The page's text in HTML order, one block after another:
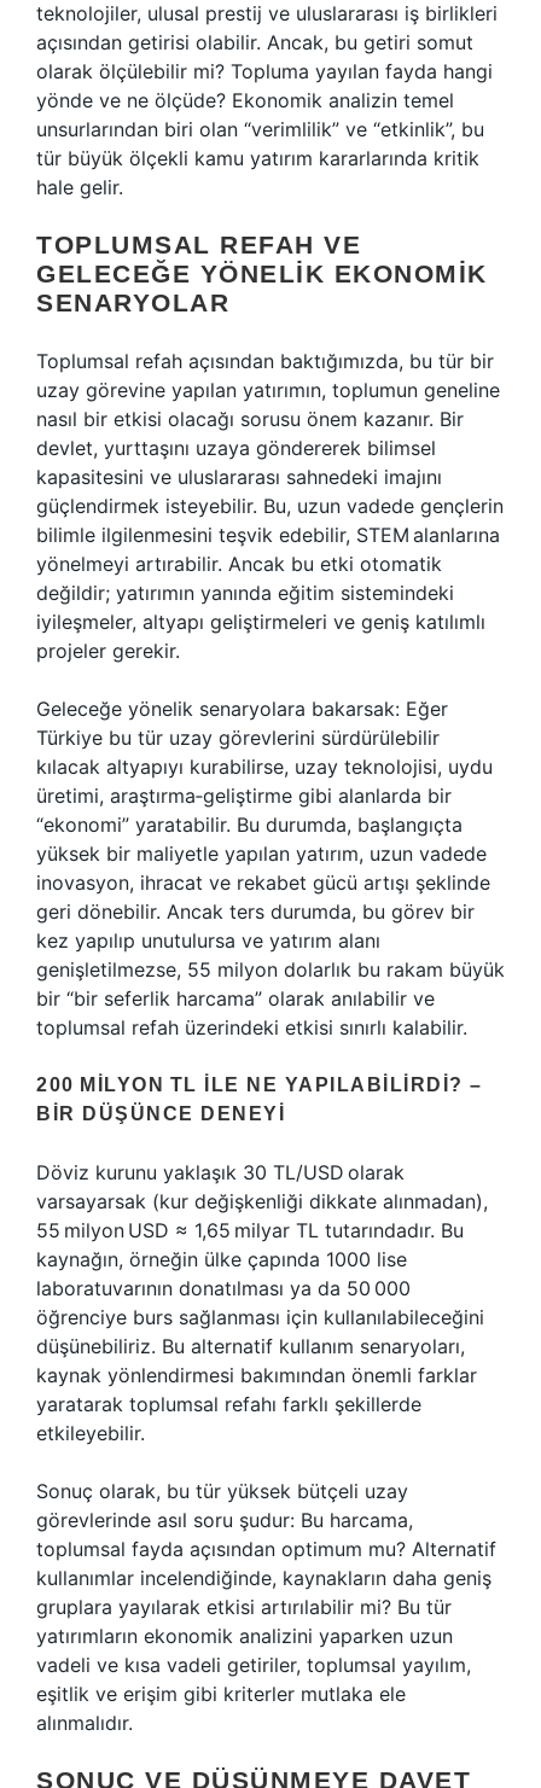
teknolojiler, ulusal prestij ve uluslararası iş birlikleri
açısından getirisi olabilir. Ancak, bu getiri somut
olarak ölçülebilir mi? Topluma yayılan fayda hangi
yönde ve ne ölçüde? Ekonomik analizin temel
unsurlarından biri olan “verimlilik” ve “etkinlik”, bu
tür büyük ölçekli kamu yatırım kararlarında kritik
hale gelir.
TOPLUMSAL REFAH VE
GELECEĞE YÖNELIK EKONOMIK
SENARYOLAR
Toplumsal refah açısından baktığımızda, bu tür bir
uzay görevine yapılan yatırımın, toplumun geneline
nasıl bir etkisi olacağı sorusu önem kazanır. Bir
devlet, yurttaşını uzaya göndererek bilimsel
kapasitesini ve uluslararası sahnedeki imajını
güçlendirmek isteyebilir. Bu, uzun vadede gençlerin
bilimle ilgilenmesini teşvik edebilir, STEM alanlarına
yönelmeyi artırabilir. Ancak bu etki otomatik
değildir; yatırımın yanında eğitim sistemindeki
iyileşmeler, altyapı geliştirmeleri ve geniş katılımlı
projeler gerekir.
Geleceğe yönelik senaryolara bakarsak: Eğer
Türkiye bu tür uzay görevlerini sürdürülebilir
kılacak altyapıyı kurabilirse, uzay teknolojisi, uydu
üretimi, araştırma‑geliştirme gibi alanlarda bir
“ekonomi” yaratabilir. Bu durumda, başlangıçta
yüksek bir maliyetle yapılan yatırım, uzun vadede
inovasyon, ihracat ve rekabet gücü artışı şeklinde
geri dönebilir. Ancak ters durumda, bu görev bir
kez yapılıp unutulursa ve yatırım alanı
genişletilmezse, 55 milyon dolarlık bu rakam büyük
bir “bir seferlik harcama” olarak anılabilir ve
toplumsal refah üzerindeki etkisi sınırlı kalabilir.
200 MILYON TL ILE NE YAPILABILIRDI? –
BIR DÜŞÜNCE DENEYI
Döviz kurunu yaklaşık 30 TL/USD olarak
varsayarsak (kur değişkenliği dikkate alınmadan),
55 milyon USD ≈ 1,65 milyar TL tutarındadır. Bu
kaynağın, örneğin ülke çapında 1000 lise
laboratuvarının donatılması ya da 50 000
öğrenciye burs sağlanması için kullanılabileceğini
düşünebiliriz. Bu alternatif kullanım senaryoları,
kaynak yönlendirmesi bakımından önemli farklar
yaratarak toplumsal refahı farklı şekillerde
etkileyebilir.
Sonuç olarak, bu tür yüksek bütçeli uzay
görevlerinde asıl soru şudur: Bu harcama,
toplumsal fayda açısından optimum mu? Alternatif
kullanımlar incelendiğinde, kaynakların daha geniş
gruplara yayılarak etkisi artırılabilir mi? Bu tür
yatırımların ekonomik analizini yaparken uzun
vadeli ve kısa vadeli getiriler, toplumsal yayılım,
eşitlik ve erişim gibi kriterler mutlaka ele
alınmalıdır.
SONUÇ VE DÜŞÜNMEYE DAVET